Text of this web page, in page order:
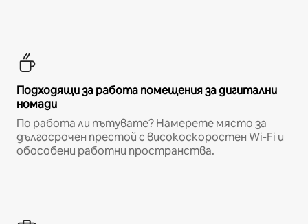
Подходящи за работа помещения за дигитални
номади
По работа ли пътувате? Намерете място за
дългосрочен престой с високоскоростен Wi-Fi и
обособени работни пространства.